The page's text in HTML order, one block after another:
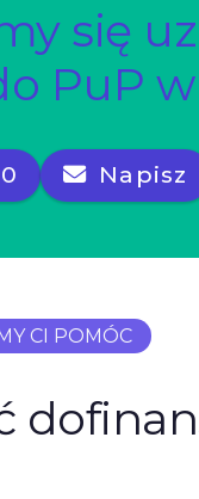
się
PuP
Napisz
CI POMÓC